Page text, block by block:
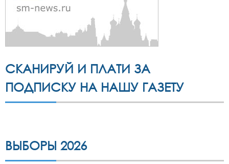
СКАНИРУЙ И ПЛАТИ ЗА
ПОДПИСКУ НА НАШУ ГАЗЕТУ
ВЫБОРЫ 2026